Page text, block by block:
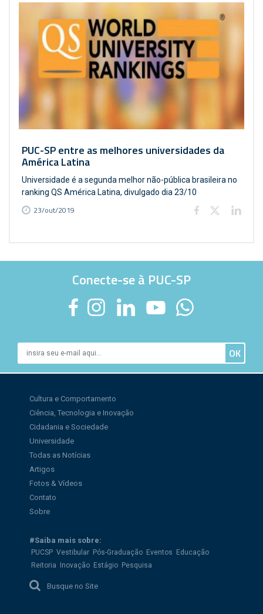
PUC-SP entre as melhores universidades da
América Latina
Universidade é a segunda melhor não-pública brasileira no
ranking QS América Latina, divulgado dia 23/10
23/out/2019
Conecte-se à PUC-SP
Cultura e Comportamento
Ciência, Tecnologia e Inovação
Cidadania e Sociedade
Universidade
Todas as Notícias
Artigos
Fotos & Vídeos
Contato
Sobre
#Saiba mais sobre:
PUCSP Vestibular Pós-Graduação Eventos
Educação
Reitoria
Inovação Estágio Pesquisa
Busque no Site